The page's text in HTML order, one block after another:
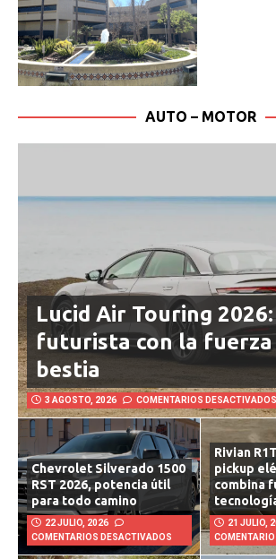
Lucid Air Touring
futurista con la fuerza
bestia
3 AGOSTO, 2026 COMENTARIOS DESACTIVADOS
Chevrolet Silverado 1500
RST 2026, potencia útil
para todo camino
22 JULIO, 2026
COMENTARIOS DESACTIVADOS
Rivian
pickup
combina
21 JULIO,